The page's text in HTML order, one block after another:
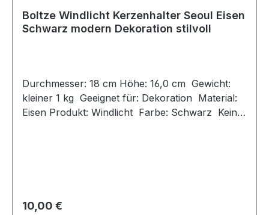
Boltze Windlicht Kerzenhalter Seoul Eisen
Schwarz modern Dekoration stilvoll
Durchmesser: 18 cm Höhe: 16,0 cm Gewicht:
kleiner 1 kg Geeignet für: Dekoration Material:
Eisen Produkt: Windlicht Farbe: Schwarz Keine
Regulärer Preis:
10,00 €